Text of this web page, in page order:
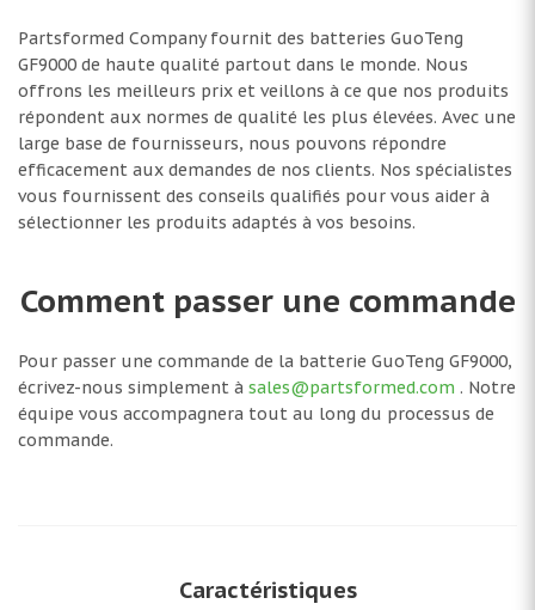
Partsformed Company fournit des batteries GuoTeng
GF9000 de haute qualité partout dans le monde. Nous
offrons les meilleurs prix et veillons à ce que nos produits
répondent aux normes de qualité les plus élevées. Avec une
large base de fournisseurs, nous pouvons répondre
efficacement aux demandes de nos clients. Nos spécialistes
vous fournissent des conseils qualifiés pour vous aider à
sélectionner les produits adaptés à vos besoins.
Comment passer une commande
Pour passer une commande de la batterie GuoTeng GF9000,
écrivez-nous simplement à sales@partsformed.com . Notre
équipe vous accompagnera tout au long du processus de
commande.
Caractéristiques